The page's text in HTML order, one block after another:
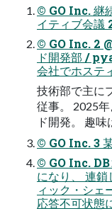
© GO Inc. 継
イティブ会議
© GO Inc. 2
ド開発部 /
会社でホステ
技術部で主に
従事。 2025
ド開発。 趣
© GO Inc. 3
© GO Inc. DB
になり、 連
ィック・シェ
応答不可状態